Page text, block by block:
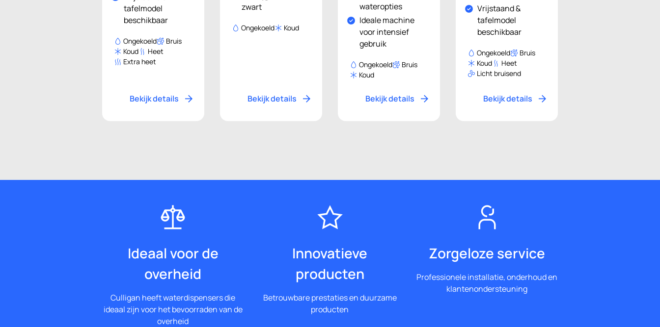
tafelmodel
beschikbaar
Ongekoeld
Bruis
Koud
Heet
Extra heet
Bekijk details
zwart
Ongekoeld Koud
Bekijk details
wateropties
Ideale machine
voor intensief
gebruik
Ongekoeld
Bruis
Koud
Bekijk details
Vrijstaand &
tafelmodel
beschikbaar
Ongekoeld
Bruis
Koud
Heet
Licht bruisend
Bekijk details
Ideaal voor de
overheid
Culligan heeft waterdispensers die
ideaal zijn voor het bevoorraden van de
overheid
Innovatieve
producten
Betrouwbare prestaties en duurzame
producten
Zorgeloze service
Professionele installatie, onderhoud en
klantenondersteuning